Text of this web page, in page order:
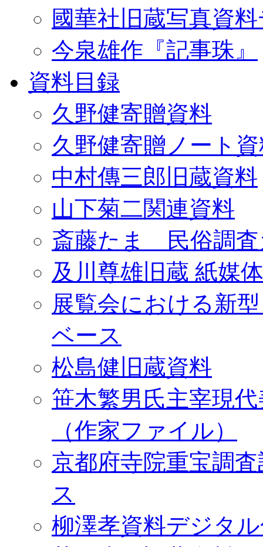
國華社旧蔵写真資
今泉雄作『記事珠』
資料目録
久野健寄贈資料
久野健寄贈ノート
中村傳三郎旧蔵資料
山下菊二関連資料
斎藤たま 民俗調査
及川尊雄旧蔵 紙媒
展覧会における新
ベース
松島健旧蔵資料
笹木繁男氏主宰現
（作家ファイル）
京都府寺院重宝調
ス
柳澤孝資料デジタ